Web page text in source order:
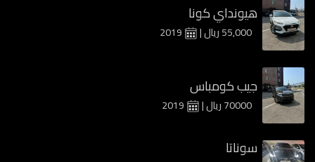
هيونداي كونا
55,000 ريال |
جيب كومباس
70000 ريال |
سوناتا